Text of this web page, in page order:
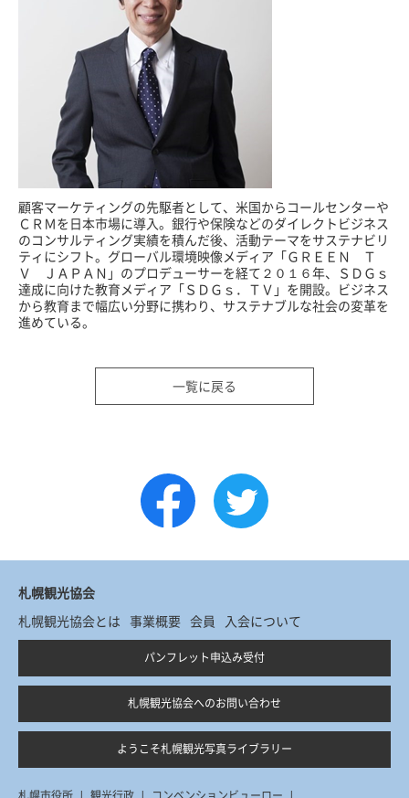
顧客マーケティングの先駆者として、米国からコールセンターや
ＣＲＭを日本市場に導入。銀行や保険などのダイレクトビジネス
のコンサルティング実績を積んだ後、活動テーマをサステナビリ
ティにシフト。グローバル環境映像メディア「ＧＲＥＥＮ Ｔ
Ｖ ＪＡＰＡＮ」のプロデューサーを経て２０１６年、ＳＤＧｓ
達成に向けた教育メディア「ＳＤＧｓ．ＴＶ」を開設。ビジネス
から教育まで幅広い分野に携わり、サステナブルな社会の変革を
進めている。
一覧に戻る
札幌観光協会
札幌観光協会とは 事業概要 会員 入会について
パンフレット申込み受付
札幌観光協会へのお問い合わせ
ようこそ札幌観光写真ライブラリー